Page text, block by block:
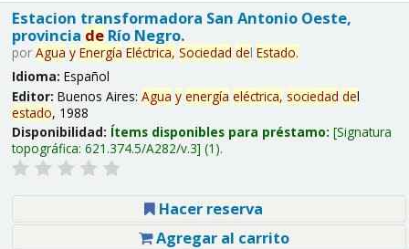
Estacion transformadora San Antonio Oeste,
provincia deRío Negro.
por Agua y Energía Eléctrica, Sociedad del Estado.
Idioma: Español
Editor: Buenos Aires: Agua y energía eléctrica, sociedad del
estado, 1988
Disponibilidad: Ítems disponibles para préstamo: Signatura
topográfica: 621.374.5/A282/v.3 (1).
Hacer reserva
Agregar al carrito